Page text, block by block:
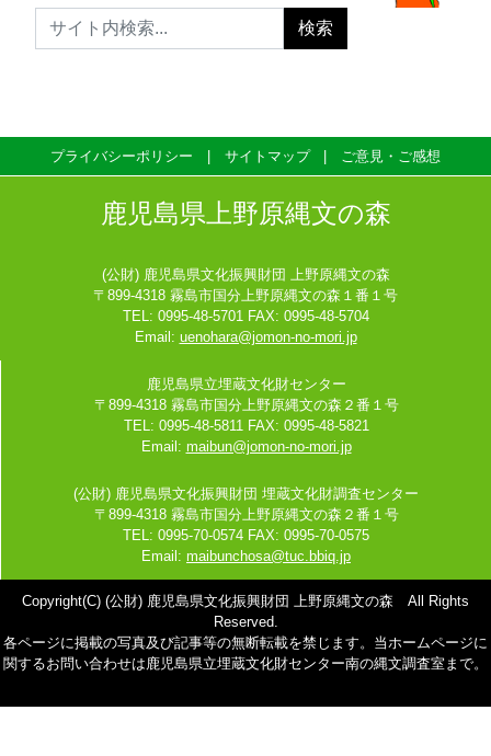
プライバシーポリシー サイトマップ ご意見・ご感想
鹿児島県上野原縄文の森
(公財) 鹿児島県文化振興財団 上野原縄文の森
〒899-4318 霧島市国分上野原縄文の森１番１号
TEL: 0995-48-5701 FAX: 0995-48-5704
Email: uenohara@jomon-no-mori.jp
鹿児島県立埋蔵文化財センター
〒899-4318 霧島市国分上野原縄文の森２番１号
TEL: 0995-48-5811 FAX: 0995-48-5821
Email: maibun@jomon-no-mori.jp
(公財) 鹿児島県文化振興財団 埋蔵文化財調査センター
〒899-4318 霧島市国分上野原縄文の森２番１号
TEL: 0995-70-0574 FAX: 0995-70-0575
Email: maibunchosa@tuc.bbiq.jp
Copyright(C) (公財) 鹿児島県文化振興財団 上野原縄文の森 All Rights
Reserved.
各ページに掲載の写真及び記事等の無断転載を禁じます。当ホームページに
関するお問い合わせは鹿児島県立埋蔵文化財センター南の縄文調査室まで。